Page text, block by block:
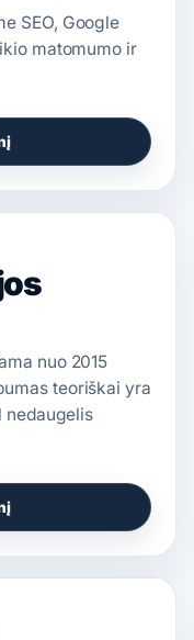
SEO, Google
matomumo ir
nuo 2015
teoriškai yra
nedaugelis